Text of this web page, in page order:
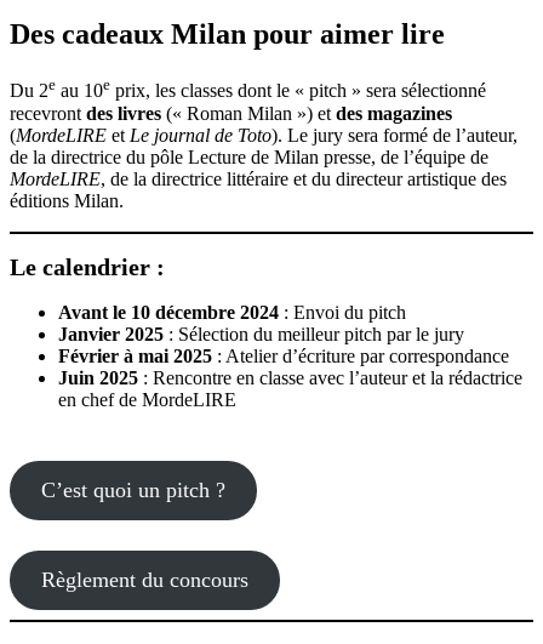
Des cadeaux Milan pour aimer lire
Du 2e au 10e prix, les classes dont le « pitch » sera sélectionné
recevront des livres (« Roman Milan ») et des magazines
(MordeLIRE et Le journal de Toto). Le jury sera formé de l’auteur,
de la directrice du pôle Lecture de Milan presse, de l’équipe de
MordeLIRE, de la directrice littéraire et du directeur artistique des
éditions Milan.
Le calendrier :
Avant le 10 décembre 2024 : Envoi du pitch
Janvier 2025 : Sélection du meilleur pitch par le jury
Février à mai 2025 : Atelier d’écriture par correspondance
Juin 2025 : Rencontre en classe avec l’auteur et la rédactrice
en chef de MordeLIRE
C’est quoi un pitch ?
Règlement du concours